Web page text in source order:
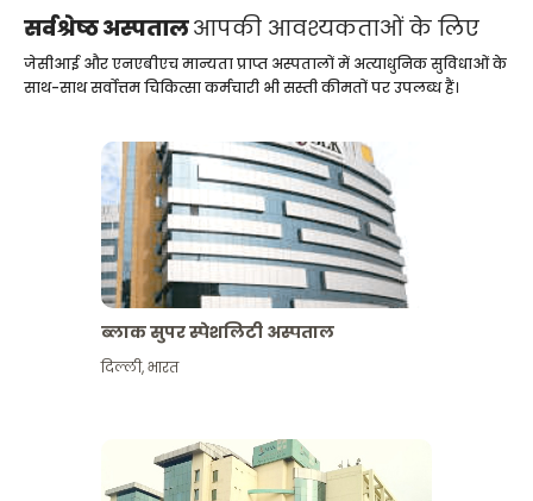
सर्वश्रेष्ठ अस्पतालआपकी आवश्यकताओं के लिए
जेसीआई और एनएबीएच मान्यता प्राप्त अस्पतालों में अत्याधुनिक सुविधाओं के
साथ-साथ सर्वोत्तम चिकित्सा कर्मचारी भी सस्ती कीमतों पर उपलब्ध हैं।
ब्लाक सुपर स्पेशलिटी अस्पताल
दिल्ली,भारत